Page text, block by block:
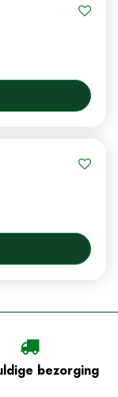
bezorging